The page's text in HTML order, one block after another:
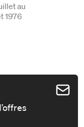
au
1976